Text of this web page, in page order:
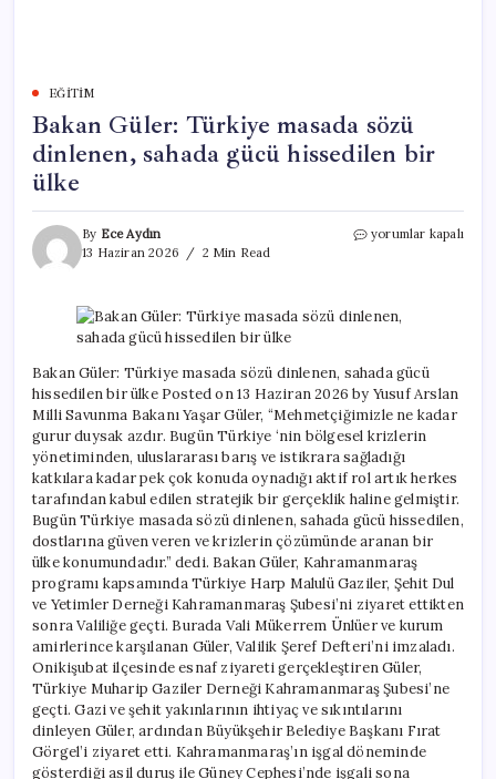
EĞITIM
Bakan Güler: Türkiye masada sözü
dinlenen, sahada gücü hissedilen bir
ülke
By Ece Aydın
13 Haziran 2026
2 Min Read
Bakan
dinlenen,
gücü
hissedilen
bir
ülke
için
yorumlar kapalı
Bakan Güler: Türkiye masada sözü dinlenen, sahada gücü
hissedilen bir ülke Posted on 13 Haziran 2026 by Yusuf Arslan
Milli Savunma Bakanı Yaşar Güler, “Mehmetçiğimizle ne kadar
gurur duysak azdır. Bugün Türkiye ‘nin bölgesel krizlerin
yönetiminden, uluslararası barış ve istikrara sağladığı
katkılara kadar pek çok konuda oynadığı aktif rol artık herkes
tarafından kabul edilen stratejik bir gerçeklik haline gelmiştir.
Bugün Türkiye masada sözü dinlenen, sahada gücü hissedilen,
dostlarına güven veren ve krizlerin çözümünde aranan bir
ülke konumundadır.” dedi. Bakan Güler, Kahramanmaraş
programı kapsamında Türkiye Harp Malulü Gaziler, Şehit Dul
ve Yetimler Derneği Kahramanmaraş Şubesi’ni ziyaret ettikten
sonra Valiliğe geçti. Burada Vali Mükerrem Ünlüer ve kurum
amirlerince karşılanan Güler, Valilik Şeref Defteri’ni imzaladı.
Onikişubat ilçesinde esnaf ziyareti gerçekleştiren Güler,
Türkiye Muharip Gaziler Derneği Kahramanmaraş Şubesi’ne
geçti. Gazi ve şehit yakınlarının ihtiyaç ve sıkıntılarını
dinleyen Güler, ardından Büyükşehir Belediye Başkanı Fırat
Görgel’i ziyaret etti. Kahramanmaraş’ın işgal döneminde
gösterdiği asil duruş ile Güney Cephesi’nde işgali sona